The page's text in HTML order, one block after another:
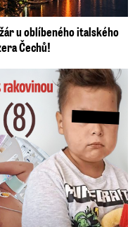
u oblíbeného italského
Čechů!
od exprezidenta